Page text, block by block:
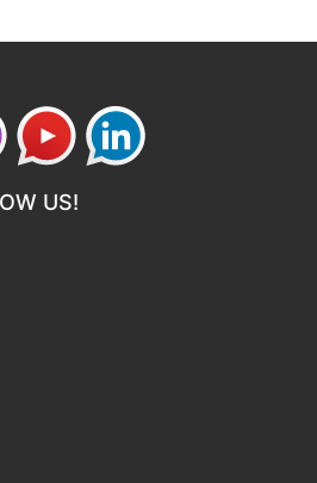
US!